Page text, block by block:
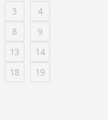
3
4
8
9
13
14
18 19